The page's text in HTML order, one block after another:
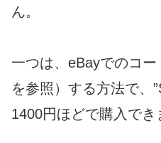
ん。
一つは、eBayでのコ
を参照）する方法で、
1400円ほどで購入でき